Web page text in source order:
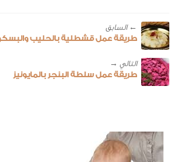
← ‎السابق
طريقة عمل قشطلية بالحليب
طريقة عمل سلطة البنجر بالمايونيز